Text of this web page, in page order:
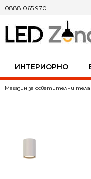
ИНТЕРИОРНО
0888 065 970
Магазин за осветителни тела